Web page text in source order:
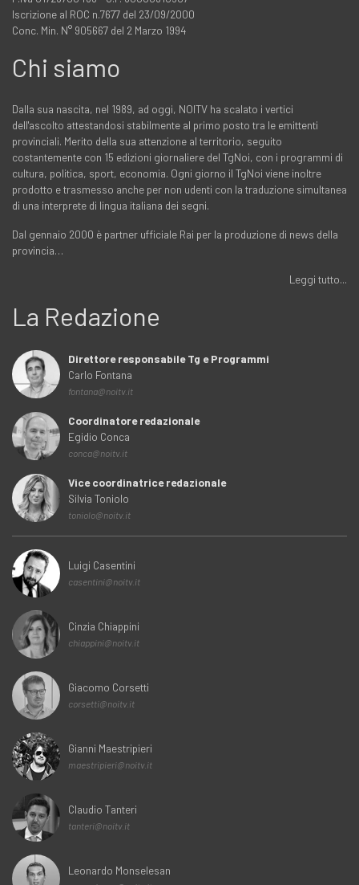
Iscrizione al ROC n.7677 del 23/09/2000
Conc. Min. N° 905667 del 2 Marzo 1994
Chi siamo
Dalla sua nascita, nel 1989, ad oggi, NOITV ha scalato i vertici
dell'ascolto attestandosi stabilmente al primo posto tra le emittenti
provinciali. Merito della sua attenzione al territorio, seguito
costantemente con 15 edizioni giornaliere del TgNoi, con i programmi di
cultura, politica, sport, economia. Ogni giorno il TgNoi viene inoltre
prodotto e trasmesso anche per non udenti con la traduzione simultanea
di una interprete di lingua italiana dei segni.
Dal gennaio 2000 è partner ufficiale Rai per la produzione di news della
provincia…
Leggi tutto...
La Redazione
Direttore responsabile Tg e Programmi
Carlo Fontana
fontana@noitv.it
Coordinatore redazionale
Egidio Conca
conca@noitv.it
Vice coordinatrice redazionale
Silvia Toniolo
toniolo@noitv.it
Luigi Casentini
casentini@noitv.it
Cinzia Chiappini
chiappini@noitv.it
Giacomo Corsetti
corsetti@noitv.it
Gianni Maestripieri
maestripieri@noitv.it
Claudio Tanteri
tanteri@noitv.it
Leonardo Monselesan